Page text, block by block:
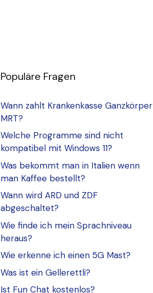
Populäre Fragen
Wann zahlt Krankenkasse Ganzkörper
MRT?
Welche Programme sind nicht
kompatibel mit Windows 11?
Was bekommt man in Italien wenn
man Kaffee bestellt?
Wann wird ARD und ZDF
abgeschaltet?
Wie finde ich mein Sprachniveau
heraus?
Wie erkenne ich einen 5G Mast?
Was ist ein Gellerettli?
Ist Fun Chat kostenlos?